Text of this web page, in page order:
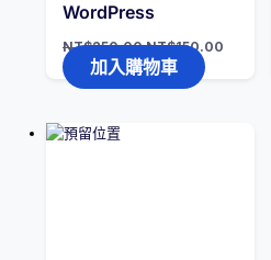
WordPress
NT$250.00原
始
價
格：
NT$150.00
加入購物車